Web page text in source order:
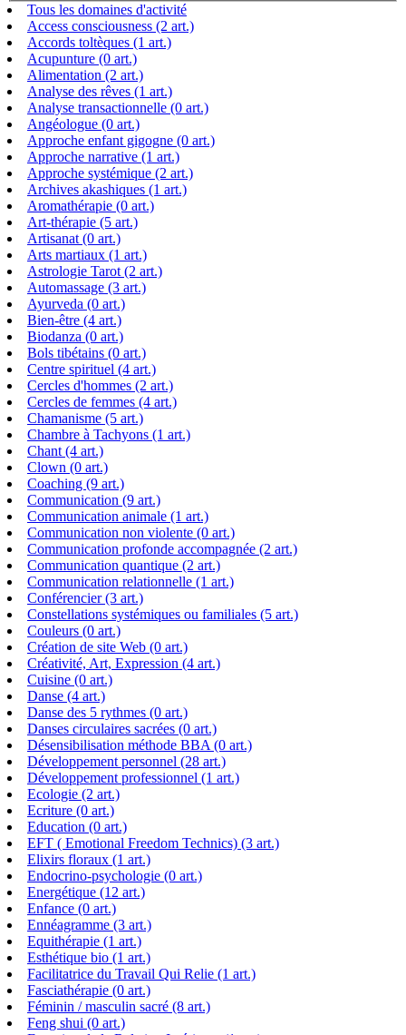
Tous les domaines d'activité
Access consciousness (2 art.)
Accords toltèques (1 art.)
Acupunture (0 art.)
Alimentation (2 art.)
Analyse des rêves (1 art.)
Analyse transactionnelle (0 art.)
Angéologue (0 art.)
Approche enfant gigogne (0 art.)
Approche narrative (1 art.)
Approche systémique (2 art.)
Archives akashiques (1 art.)
Aromathérapie (0 art.)
Art-thérapie (5 art.)
Artisanat (0 art.)
Arts martiaux (1 art.)
Astrologie Tarot (2 art.)
Automassage (3 art.)
Ayurveda (0 art.)
Bien-être (4 art.)
Biodanza (0 art.)
Bols tibétains (0 art.)
Centre spirituel (4 art.)
Cercles d'hommes (2 art.)
Cercles de femmes (4 art.)
Chamanisme (5 art.)
Chambre à Tachyons (1 art.)
Chant (4 art.)
Clown (0 art.)
Coaching (9 art.)
Communication (9 art.)
Communication animale (1 art.)
Communication non violente (0 art.)
Communication profonde accompagnée (2 art.)
Communication quantique (2 art.)
Communication relationnelle (1 art.)
Conférencier (3 art.)
Constellations systémiques ou familiales (5 art.)
Couleurs (0 art.)
Création de site Web (0 art.)
Créativité, Art, Expression (4 art.)
Cuisine (0 art.)
Danse (4 art.)
Danse des 5 rythmes (0 art.)
Danses circulaires sacrées (0 art.)
Désensibilisation méthode BBA (0 art.)
Développement personnel (28 art.)
Développement professionnel (1 art.)
Ecologie (2 art.)
Ecriture (0 art.)
Education (0 art.)
EFT ( Emotional Freedom Technics) (3 art.)
Elixirs floraux (1 art.)
Endocrino-psychologie (0 art.)
Energétique (12 art.)
Enfance (0 art.)
Ennéagramme (3 art.)
Equithérapie (1 art.)
Esthétique bio (1 art.)
Facilitatrice du Travail Qui Relie (1 art.)
Fasciathérapie (0 art.)
Féminin / masculin sacré (8 art.)
Feng shui (0 art.)